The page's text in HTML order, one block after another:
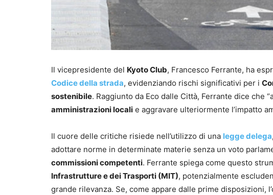
Il vicepresidente del Kyoto Club, Francesco Ferrante, ha
Codice della strada, evidenziando rischi significativi per i
sostenibile. Raggiunto da Eco dalle Città, Ferrante dice che
amministrazioni locali e aggravare ulteriormente l’impatto
Il cuore delle critiche risiede nell’utilizzo di una legge delega
adottare norme in determinate materie senza un voto
commissioni competenti. Ferrante spiega come questo
Infrastrutture e dei Trasporti (MIT), potenzialmente
grande rilevanza. Se, come appare dalle prime disposizioni,